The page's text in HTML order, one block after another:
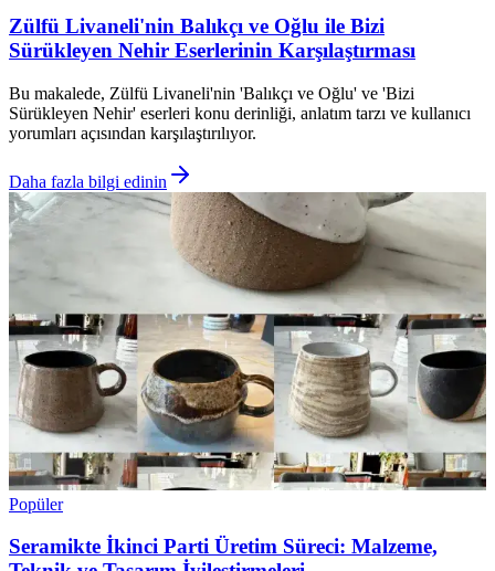
Zülfü Livaneli'nin Balıkçı ve Oğlu ile Bizi
Sürükleyen Nehir Eserlerinin Karşılaştırması
Bu makalede, Zülfü Livaneli'nin 'Balıkçı ve Oğlu' ve 'Bizi
Sürükleyen Nehir' eserleri konu derinliği, anlatım tarzı ve kullanıcı
yorumları açısından karşılaştırılıyor.
Daha fazla bilgi edinin
Popüler
Seramikte İkinci Parti Üretim Süreci: Malzeme,